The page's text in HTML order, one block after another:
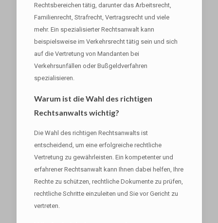
Rechtsbereichen tätig, darunter das Arbeitsrecht,
Familienrecht, Strafrecht, Vertragsrecht und viele
mehr. Ein spezialisierter Rechtsanwalt kann
beispielsweise im Verkehrsrecht tätig sein und sich
auf die Vertretung von Mandanten bei
Verkehrsunfällen oder Bußgeldverfahren
spezialisieren.
Warum ist die Wahl des richtigen
Rechtsanwalts wichtig?
Die Wahl des richtigen Rechtsanwalts ist
entscheidend, um eine erfolgreiche rechtliche
Vertretung zu gewährleisten. Ein kompetenter und
erfahrener Rechtsanwalt kann Ihnen dabei helfen, Ihre
Rechte zu schützen, rechtliche Dokumente zu prüfen,
rechtliche Schritte einzuleiten und Sie vor Gericht zu
vertreten.